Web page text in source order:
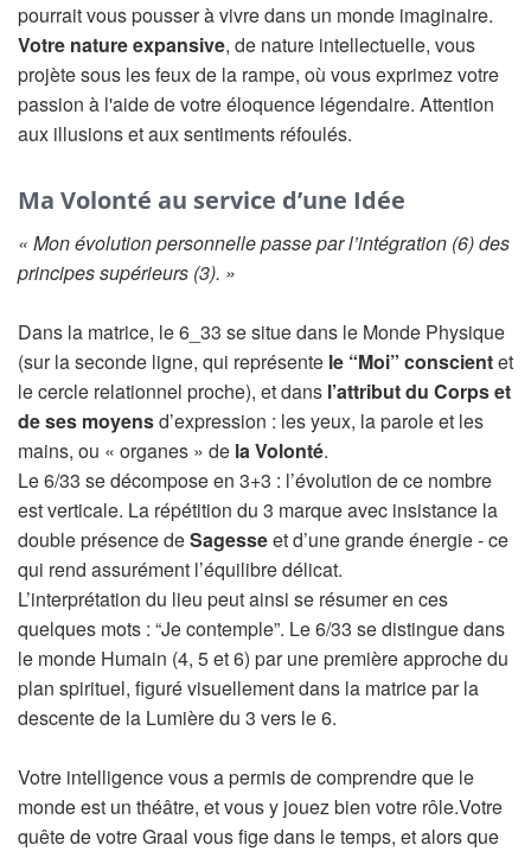
pourrait vous pousser à vivre dans un monde imaginaire.
Votre nature expansive, de nature intellectuelle, vous
projète sous les feux de la rampe, où vous exprimez votre
passion à l'aide de votre éloquence légendaire. Attention
aux illusions et aux sentiments réfoulés.
Ma Volonté au service d’une Idée
« Mon évolution personnelle passe par l’intégration (6) des
principes supérieurs (3). »
Dans la matrice, le 6_33 se situe dans le Monde Physique
(sur la seconde ligne, qui représente le “Moi” conscientet
le cercle relationnel proche), et dans l’attribut du Corps et
de ses moyensd’expression : les yeux, la parole et les
mains, ou « organes » de la Volonté.
Le 6/33 se décompose en 3+3 : l’évolution de ce nombre
est verticale. La répétition du 3 marque avec insistance la
double présence deSagesseet d’une grande énergie - ce
qui rend assurément l’équilibre délicat.
L’interprétation du lieu peut ainsi se résumer en ces
quelques mots : “Je contemple”. Le 6/33 se distingue dans
le monde Humain (4, 5 et 6) par une première approche du
plan spirituel, figuré visuellement dans la matrice par la
descente de la Lumière du 3 vers le 6.
Votre intelligence vous a permis de comprendre que le
monde est un théâtre, et vous y jouez bien votre rôle.Votre
quête de votre Graal vous fige dans le temps, et alors que